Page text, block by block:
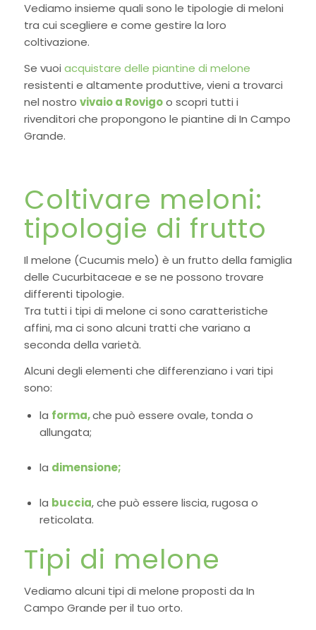
Vediamo insieme quali sono le tipologie di meloni
tra cui scegliere e come gestire la loro
coltivazione.
Se vuoi acquistare delle piantine di melone
resistenti e altamente produttive, vieni a trovarci
nel nostro vivaio a Rovigoo scopri tutti i
rivenditori che propongono le piantine di In Campo
Grande.
Coltivare meloni:
tipologie di frutto
Il melone (Cucumis melo) è un frutto della famiglia
delle Cucurbitaceae e se ne possono trovare
differenti tipologie.
Tra tutti i tipi di melone ci sono caratteristiche
affini, ma ci sono alcuni tratti che variano a
seconda della varietà.
Alcuni degli elementi che differenziano i vari tipi
sono:
la forma,che può essere ovale, tonda o
allungata;
la dimensione;
la buccia, che può essere liscia, rugosa o
reticolata.
Tipi di melone
Vediamo alcuni tipi di melone proposti da In
Campo Grande per il tuo orto.